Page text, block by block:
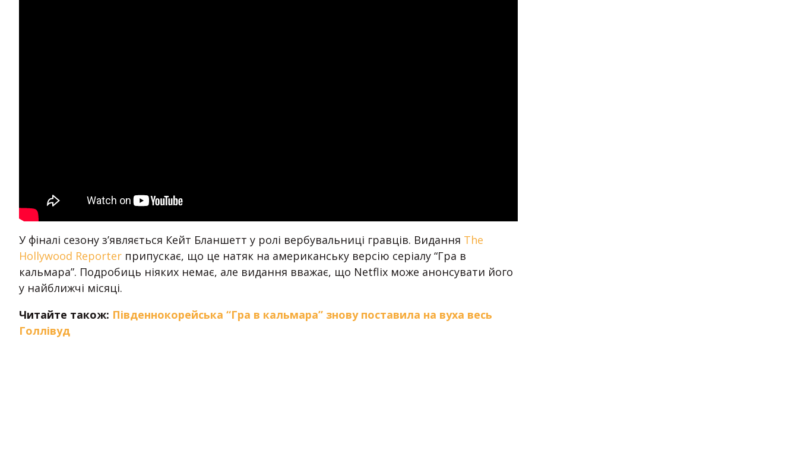
У фіналі сезону з’являється Кейт Бланшетт у ролі вербувальниці гравців. Видання The
Hollywood Reporter припускає, що це натяк на американську версію серіалу “Гра в
кальмара”. Подробиць ніяких немає, але видання вважає, що Netflix може анонсувати його
у найближчі місяці.
Читайте також: Південнокорейська “Гра в кальмара” знову поставила на вуха весь
Голлівуд